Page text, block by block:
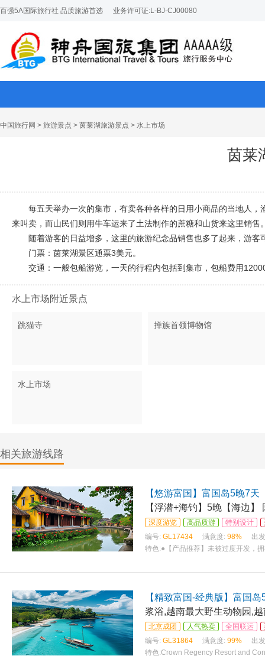
百强5A国际旅行社 品质旅游首选 业务许可证:L-BJ-CJ00080
中国旅行网 > 旅游景点 > 茵莱湖旅游景点 > 水上市场
茵莱
每五天举办一次的集市，有卖各种各样的日用小商品的当地人
来叫卖，而山民们则用牛车运来了土法制作的蔗糖和山货来这里销售
随着游客的日益增多，这里的旅游纪念品销售也多了起来，游
门票：茵莱湖景区通票3美元。
交通：一般包船游览，一天的行程内包括到集市，包船费用
水上市场附近景点
跳猫寺 掸族首领博物馆
水上市场
相关旅游线路
【悠游富国】富国岛5晚7天
【浮潜+海钓】5晚【海边】
深度游览 高品质游 特别设计
编号: GL17434 满意度: 98%
出
特色:●【产品推荐】未被过度开发，
【精致富国-经典版】富国岛
浆浴,越南最大野生动物园,
北京成团 人气热卖 全国联运
编号: GL31864 满意度: 99%
出
特色:Crown Regency Resort and